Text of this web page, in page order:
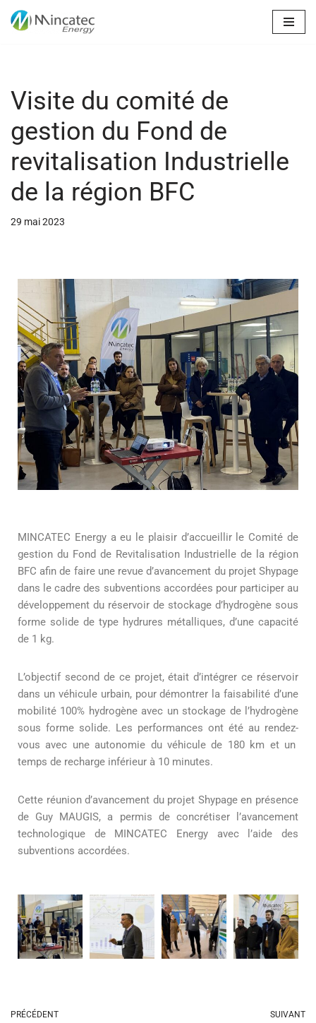
Visite du comité de
gestion du Fond de
revitalisation Industrielle
de la région BFC
29 mai 2023
MINCATEC Energy a eu le plaisir d’accueillir le Comité de
gestion du Fond de Revitalisation Industrielle de la région
BFC afin de faire une revue d’avancement du projet Shypage
dans le cadre des subventions accordées pour participer au
développement du réservoir de stockage d’hydrogène sous
forme solide de type hydrures métalliques, d’une capacité
de 1 kg.
L’objectif second de ce projet, était d’intégrer ce réservoir
dans un véhicule urbain, pour démontrer la faisabilité d’une
mobilité 100% hydrogène avec un stockage de l’hydrogène
sous forme solide. Les performances ont été au rendez-
vous avec une autonomie du véhicule de 180 km et un
temps de recharge inférieur à 10 minutes.
Cette réunion d’avancement du projet Shypage en présence
de Guy MAUGIS, a permis de concrétiser l’avancement
technologique de MINCATEC Energy avec l’aide des
subventions accordées.
PRÉCÉDENT SUIVANT